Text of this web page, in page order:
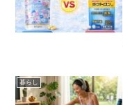
暮らし